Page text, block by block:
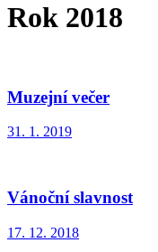
Rok 2018
Muzejní večer
31. 1. 2019
Vánoční slavnost
17. 12. 2018